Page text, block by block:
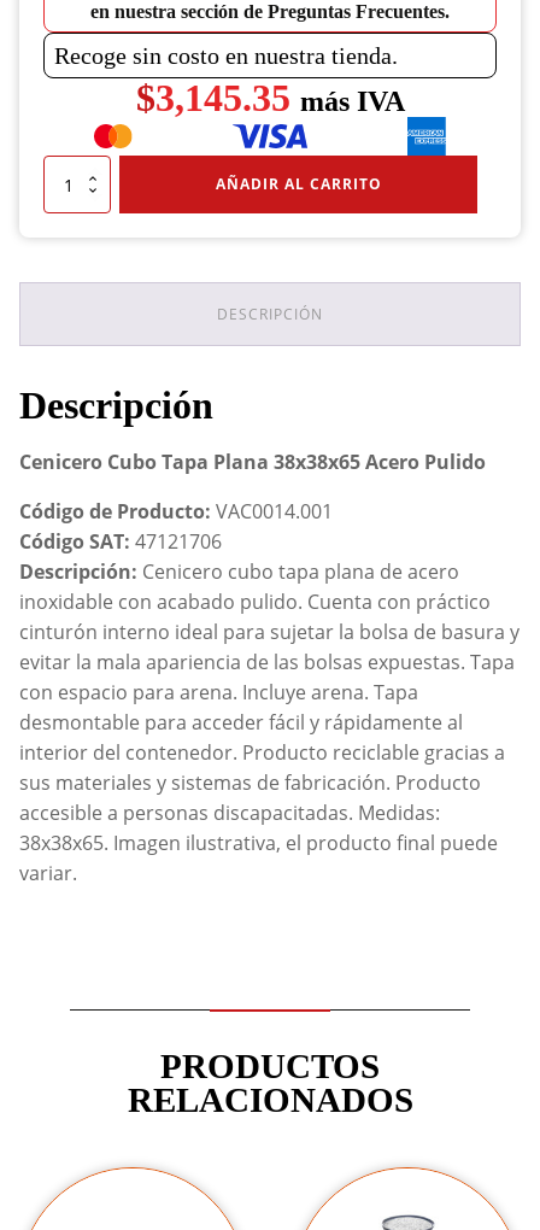
en nuestra sección de Preguntas Frecuentes.
Recoge sin costo en nuestra tienda.
$3,145.35 más IVA
Cenicero
Plana
AÑADIR AL CARRITO
DESCRIPCIÓN
Descripción
Cenicero Cubo Tapa Plana 38x38x65 Acero Pulido
Código de Producto: VAC0014.001
Código SAT: 47121706
Descripción: Cenicero cubo tapa plana de acero
inoxidable con acabado pulido. Cuenta con práctico
cinturón interno ideal para sujetar la bolsa de basura y
evitar la mala apariencia de las bolsas expuestas. Tapa
con espacio para arena. Incluye arena. Tapa
desmontable para acceder fácil y rápidamente al
interior del contenedor. Producto reciclable gracias a
sus materiales y sistemas de fabricación. Producto
accesible a personas discapacitadas. Medidas:
38x38x65. Imagen ilustrativa, el producto final puede
variar.
PRODUCTOS
RELACIONADOS